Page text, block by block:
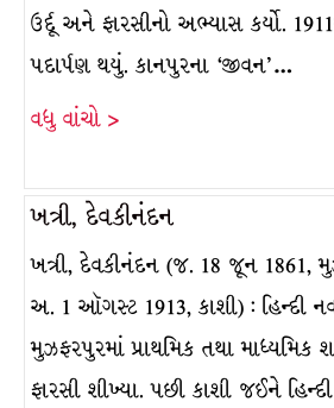
ઉર્દૂ અને ફારસીનો અભ્યાસ કર્યો.
પદાર્પણ થયું. કાનપુરના ‘જીવન’…
વધુ વાંચો >
ખત્રી, દેવકીનંદન
ખત્રી, દેવકીનંદન (જ. 18 જૂન 1861,
અ. 1 ઑગસ્ટ 1913, કાશી) : હિન્દી
મુઝફરપુરમાં પ્રાથમિક તથા માધ્યમિક
ફારસી શીખ્યા. પછી કાશી જઈને